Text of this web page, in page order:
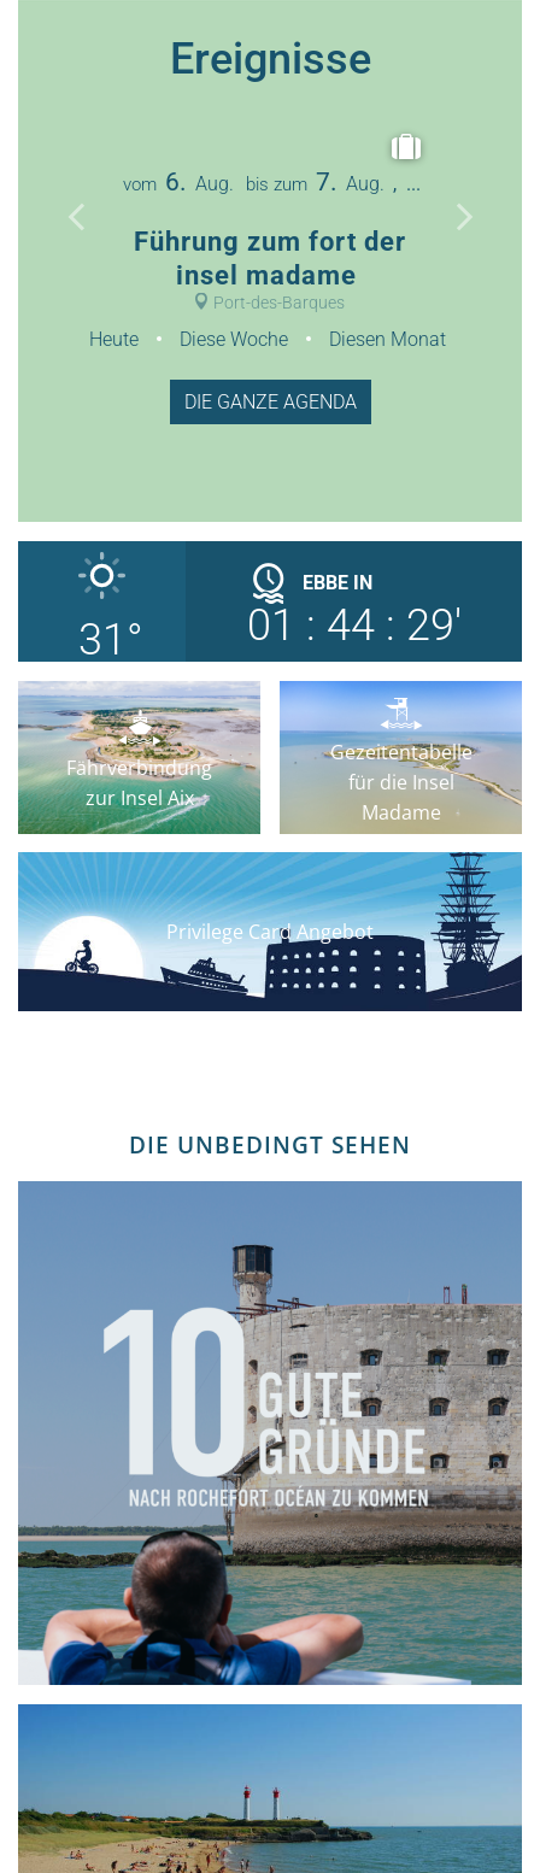
Ereignisse
vom 6. Aug. bis zum 7. Aug. , ...
Führung zum fort der
insel madame
Port-des-Barques
Heute Diese Woche Diesen Monat
DIE GANZE AGENDA
31 °
EBBE IN
01 : 44 : 28'
Fährverbindung
zur Insel Aix
Gezeitentabelle
für die Insel
Madame
Privilege Card Angebot
DIE UNBEDINGT SEHEN